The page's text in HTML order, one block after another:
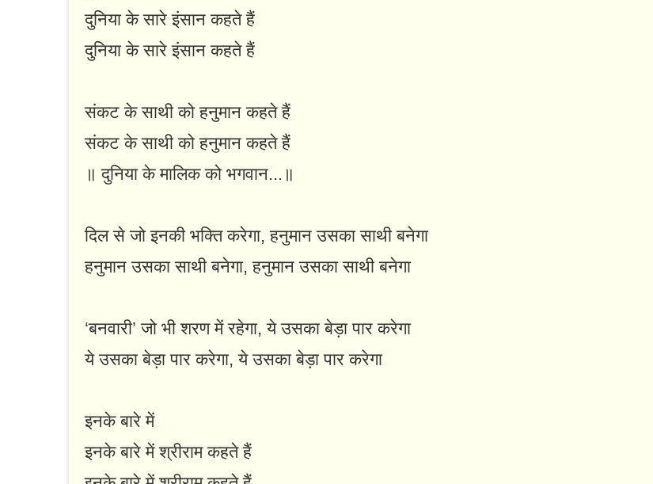
दुनिया के सारे इंसान कहते हैं
दुनिया के सारे इंसान कहते हैं
संकट के साथी को हनुमान कहते हैं
संकट के साथी को हनुमान कहते हैं
॥ दुनिया के मालिक को भगवान...॥
दिल से जो इनकी भक्ति करेगा, हनुमान उसका साथी बनेगा
हनुमान उसका साथी बनेगा, हनुमान उसका साथी बनेगा
‘बनवारी’ जो भी शरण में रहेगा, ये उसका बेड़ा पार करेगा
ये उसका बेड़ा पार करेगा, ये उसका बेड़ा पार करेगा
इनके बारे में
इनके बारे में श्रीराम कहते हैं